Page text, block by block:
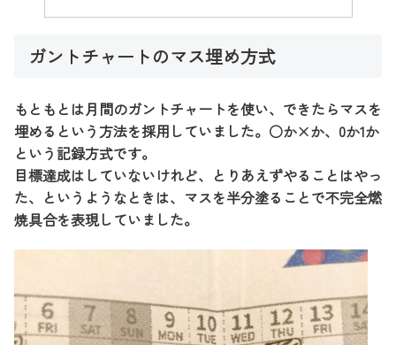
ガントチャートのマス埋め方式
もともとは月間のガントチャートを使い、できたらマスを
埋めるという方法を採用していました。○か×か、0か1か
という記録方式です。
目標達成はしていないけれど、とりあえずやることはやっ
た、というようなときは、マスを半分塗ることで不完全燃
焼具合を表現していました。